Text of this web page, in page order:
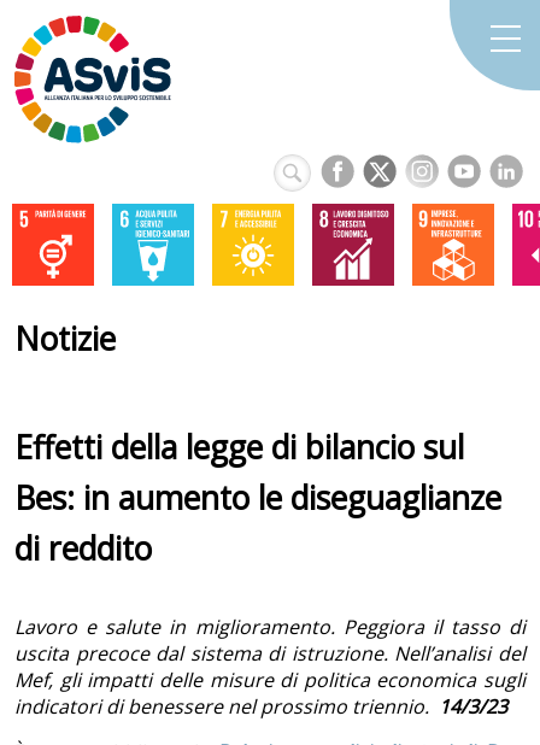
Notizie
Effetti della legge di bilancio sul
Bes: in aumento le diseguaglianze
di reddito
Lavoro e salute in miglioramento. Peggiora il tasso di
uscita precoce dal sistema di istruzione. Nell’analisi del
Mef, gli impatti delle misure di politica economica sugli
indicatori di benessere nel prossimo triennio. 14/3/23